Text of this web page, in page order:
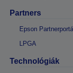
Partners
Epson Partnerportál
LPGA
Technológiák